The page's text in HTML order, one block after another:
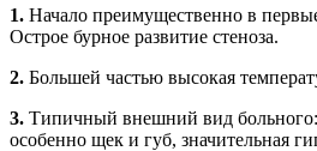
1. Начало преимущественно в
Острое бурное развитие стеноза.
2. Большей частью высокая
3. Типичный внешний вид
особенно щек и губ, значительная